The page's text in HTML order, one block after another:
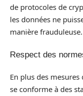
de protocoles de
les données ne
manière frauduleuse.
Respect des
En plus des
se conforme à des